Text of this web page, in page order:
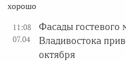
хорошо
11:08
07.04
Фасады гостевого
Владивостока
октября